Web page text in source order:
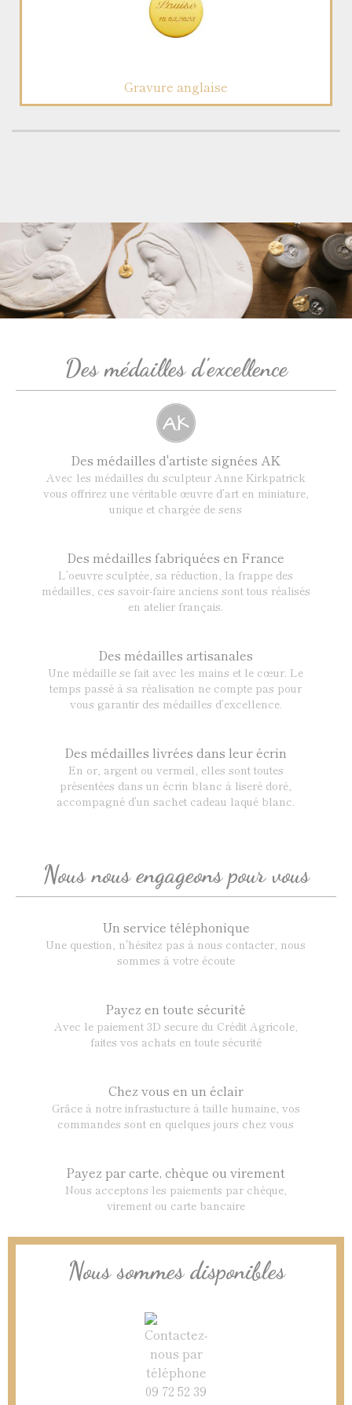
Gravure anglaise
Des médailles d'excellence
Des médailles d'artiste signées AK
Avec les médailles du sculpteur Anne Kirkpatrick
vous offrirez une véritable œuvre d’art en miniature,
unique et chargée de sens
Des médailles fabriquées en France
L’oeuvre sculptée, sa réduction, la frappe des
médailles, ces savoir-faire anciens sont tous réalisés
en atelier français.
Des médailles artisanales
Une médaille se fait avec les mains et le cœur. Le
temps passé à sa réalisation ne compte pas pour
vous garantir des médailles d’excellence.
Des médailles livrées dans leur écrin
En or, argent ou vermeil, elles sont toutes
présentées dans un écrin blanc à liseré doré,
accompagné d’un sachet cadeau laqué blanc.
Nous nous engageons pour vous
Un service téléphonique
Une question, n'hésitez pas à nous contacter, nous
sommes à votre écoute
Payez en toute sécurité
Avec le paiement 3D secure du Crédit Agricole,
faites vos achats en toute sécurité
Chez vous en un éclair
Grâce à notre infrastucture à taille humaine, vos
commandes sont en quelques jours chez vous
Payez par carte, chèque ou virement
Nous acceptons les paiements par chèque,
virement ou carte bancaire
Nous sommes disponibles